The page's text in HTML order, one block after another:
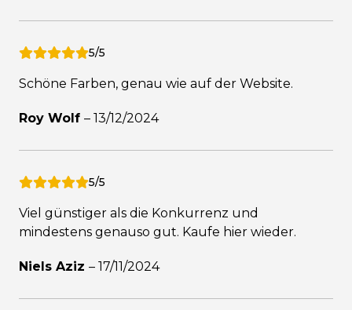
5/5
Schöne Farben, genau wie auf der Website.
Roy Wolf – 13/12/2024
5/5
Viel günstiger als die Konkurrenz und
mindestens genauso gut. Kaufe hier wieder.
Niels Aziz – 17/11/2024